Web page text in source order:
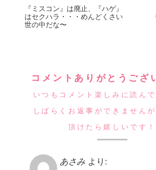
『ミスコン』は廃止、『ハゲ』
はセクハラ・・・めんどくさい
世の中だな〜
コメントありがとうござ
いつもコメント楽しみに読んで
しばらくお返事ができません
頂けたら嬉しいです！
あさみ より: